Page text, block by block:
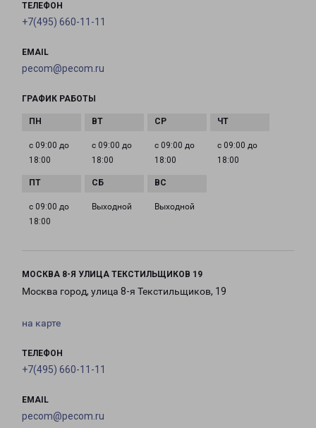
ТЕЛЕФОН
+7(495) 660-11-11
EMAIL
pecom@pecom.ru
ГРАФИК РАБОТЫ
с 09:00 до
18:00
с 09:00 до
18:00
с 09:00 до
18:00
с 09:00 до
18:00
с 09:00 до
18:00
Выходной Выходной
МОСКВА 8-Я УЛИЦА ТЕКСТИЛЬЩИКОВ 19
Москва город, улица 8-я Текстильщиков, 19
на карте
ТЕЛЕФОН
+7(495) 660-11-11
EMAIL
pecom@pecom.ru